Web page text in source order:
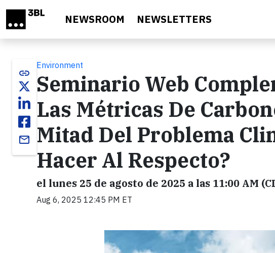
NEWSROOM NEWSLETTERS
link
email
Environment
Seminario Web
Las Métricas De
Mitad Del Problema
Hacer Al Respecto?
el lunes 25 de agosto de 2025 a las 11:00 AM
Aug 6, 2025 12:45 PM ET